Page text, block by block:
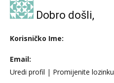
Dobro došli,
Korisničko Ime:
Email:
Uredi profil | Promijenite lozinku